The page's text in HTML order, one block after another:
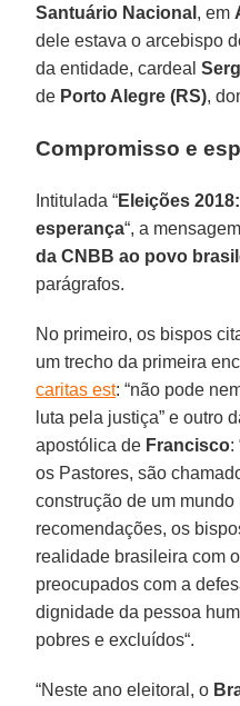
Santuário Nacional , em
dele estava o arcebispo
da entidade, cardeal
de Porto Alegre (RS),
Compromisso e
Intitulada “Eleições
esperança“, a
da CNBB ao povo
parágrafos.
No primeiro, os bispos
um trecho da primeira
caritas est: “não pode
luta pela justiça” e outro
apostólica de Francisco:
os Pastores, são
construção de um mundo
recomendações, os
realidade brasileira com
preocupados com a
dignidade da pessoa
pobres e excluídos“.
“Neste ano eleitoral, o